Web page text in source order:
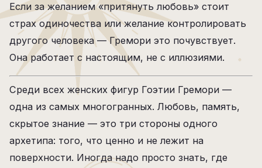
Если за желанием «притянуть любовь» стоит
страх одиночества или желание контролировать
другого человека — Гремори это почувствует.
Она работает с настоящим, не с иллюзиями.
Среди всех женских фигур Гоэтии Гремори —
одна из самых многогранных. Любовь, память,
скрытое знание — это три стороны одного
архетипа: того, что ценно и не лежит на
поверхности. Иногда надо просто знать, где